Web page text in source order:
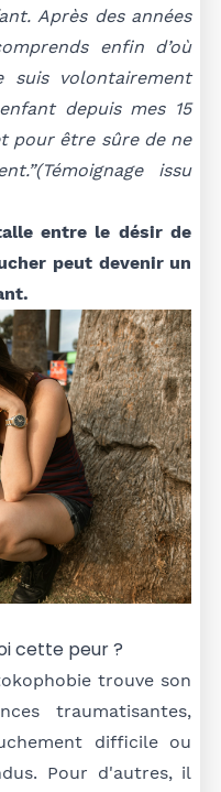
Après des années
enfin d’où
volontairement
depuis mes 15
pour être sûre de ne
issu
entre le désir de
peut devenir un
cette peur ?
trouve son
traumatisantes,
difficile ou
Pour d'autres, il